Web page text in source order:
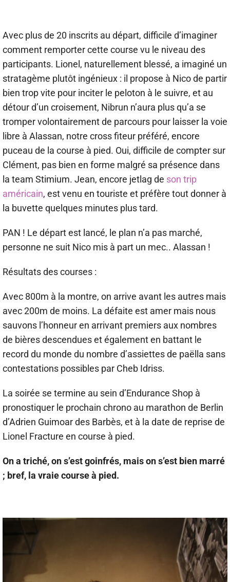
Avec plus de 20 inscrits au départ, difficile d’imaginer
comment remporter cette course vu le niveau des
participants. Lionel, naturellement blessé, a imaginé un
stratagème plutôt ingénieux : il propose à Nico de partir
bien trop vite pour inciter le peloton à le suivre, et au
détour d’un croisement, Nibrun n’aura plus qu’a se
tromper volontairement de parcours pour laisser la voie
libre à Alassan, notre cross fiteur préféré, encore
puceau de la course à pied. Oui, difficile de compter sur
Clément, pas bien en forme malgré sa présence dans
la team Stimium. Jean, encore jetlag de son trip
américain, est venu en touriste et préfère tout donner à
la buvette quelques minutes plus tard.
PAN ! Le départ est lancé, le plan n’a pas marché,
personne ne suit Nico mis à part un mec.. Alassan !
Résultats des courses :
Avec 800m à la montre, on arrive avant les autres mais
avec 200m de moins. La défaite est amer mais nous
sauvons l’honneur en arrivant premiers aux nombres
de bières descendues et également en battant le
record du monde du nombre d’assiettes de paëlla sans
contestations possibles par Cheb Idriss.
La soirée se termine au sein d’Endurance Shop à
pronostiquer le prochain chrono au marathon de Berlin
d’Adrien Guimoar des Barbès, et à la date de reprise de
Lionel Fracture en course à pied.
On a triché, on s’est goinfrés, mais on s’est bien marré
; bref, la vraie course à pied.